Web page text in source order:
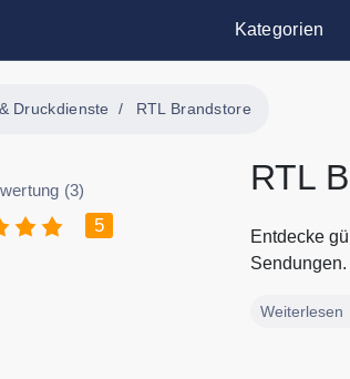
Kategorien
Druckdienste RTL Brandstore
(3)
5
RTL
Entdecke
Entdecke
Weiterlesen